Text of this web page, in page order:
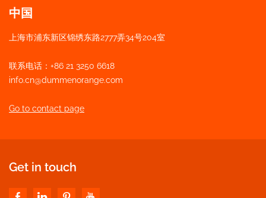
中国
上海市浦东新区锦绣东路2777弄34号204室
联系电话：+86 21 3250 6618
info.cn@dummenorange.com
Go to contact page
Get in touch